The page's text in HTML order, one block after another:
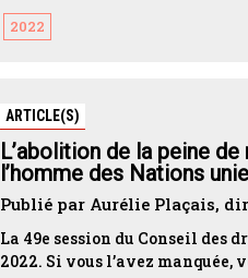
2022
ARTICLE(S)
L’abolition de la peine
l’homme des Nations
Publié par Aurélie Plaçais,
La 49e session du Conseil des
2022. Si vous l’avez manquée,